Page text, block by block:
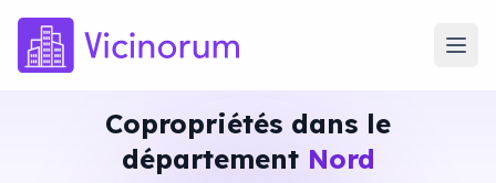
Copropriétés dans le
département Nord